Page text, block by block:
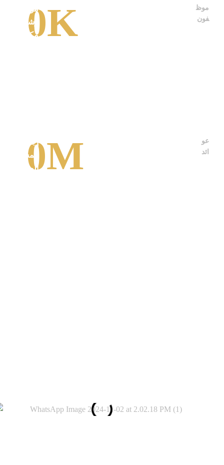
موظ
فون
0K
موظفون
وشركاء
مكرسون
عو
ائد
0M
إجمالي قيمة
المشاريع
المنجزة، مما